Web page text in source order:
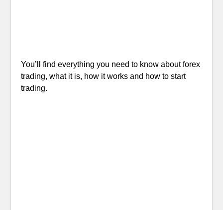
You’ll find everything you need to know about forex
trading, what it is, how it works and how to start
trading.